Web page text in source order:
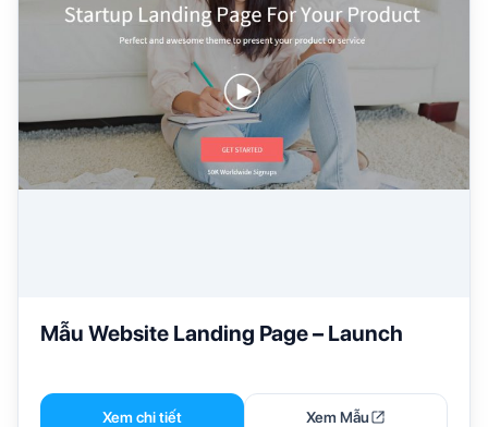
Mẫu Website Landing Page – Launch
Xem chi tiết Xem Mẫu